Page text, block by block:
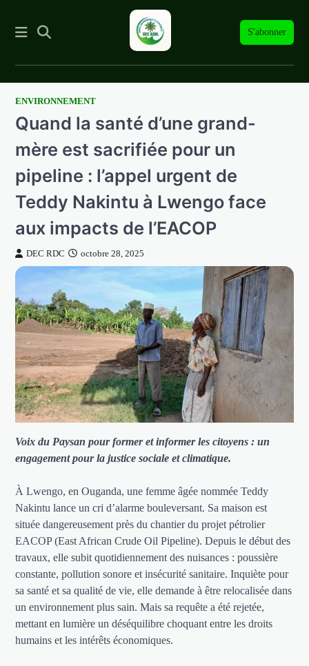
S'abonner
SkipENVIRONNEMENT
Quand la santé d’une grand-
mère est sacrifiée pour un
pipeline : l’appel urgent de
Teddy Nakintu à Lwengo face
aux impacts de l’EACOP
DEC RDC octobre 28, 2025
Voix du Paysan pour former et informer les citoyens : un
engagement pour la justice sociale et climatique.
À Lwengo, en Ouganda, une femme âgée nommée Teddy
Nakintu lance un cri d’alarme bouleversant. Sa maison est
située dangereusement près du chantier du projet pétrolier
EACOP (East African Crude Oil Pipeline). Depuis le début des
travaux, elle subit quotidiennement des nuisances : poussière
constante, pollution sonore et insécurité sanitaire. Inquiète pour
sa santé et sa qualité de vie, elle demande à être relocalisée dans
un environnement plus sain. Mais sa requête a été rejetée,
mettant en lumière un déséquilibre choquant entre les droits
humains et les intérêts économiques.